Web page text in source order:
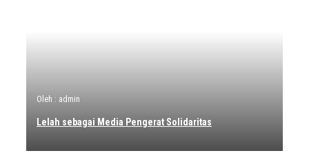
Oleh : admin
Lelah sebagai Media Pengerat Solidaritas